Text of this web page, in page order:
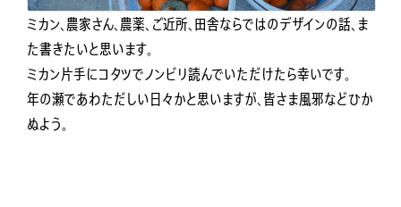
ミカン、農家さん、農薬、ご近所、田舎ならではのデザインの話、ま
た書きたいと思います。
ミカン片手にコタツでノンビリ読んでいただけたら幸いです。
年の瀬であわただしい日々かと思いますが、皆さま風邪などひか
ぬよう。